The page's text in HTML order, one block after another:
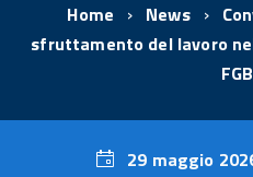
Home News
sfruttamento del lavoro
29 maggio